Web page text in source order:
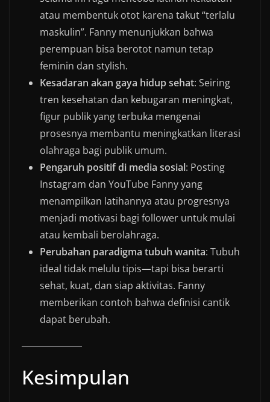
atau membentuk otot karena takut “terlalu
maskulin”. Fanny menunjukkan bahwa
perempuan bisa berotot namun tetap
feminin dan stylish.
Kesadaran akan gaya hidup sehat: Seiring
tren kesehatan dan kebugaran meningkat,
figur publik yang terbuka mengenai
prosesnya membantu meningkatkan literasi
olahraga bagi publik umum.
Pengaruh positif di media sosial: Posting
Instagram dan YouTube Fanny yang
menampilkan latihannya atau progresnya
menjadi motivasi bagi follower untuk mulai
atau kembali berolahraga.
Perubahan paradigma tubuh wanita: Tubuh
ideal tidak melulu tipis—tapi bisa berarti
sehat, kuat, dan siap aktivitas. Fanny
memberikan contoh bahwa definisi cantik
dapat berubah.
Kesimpulan